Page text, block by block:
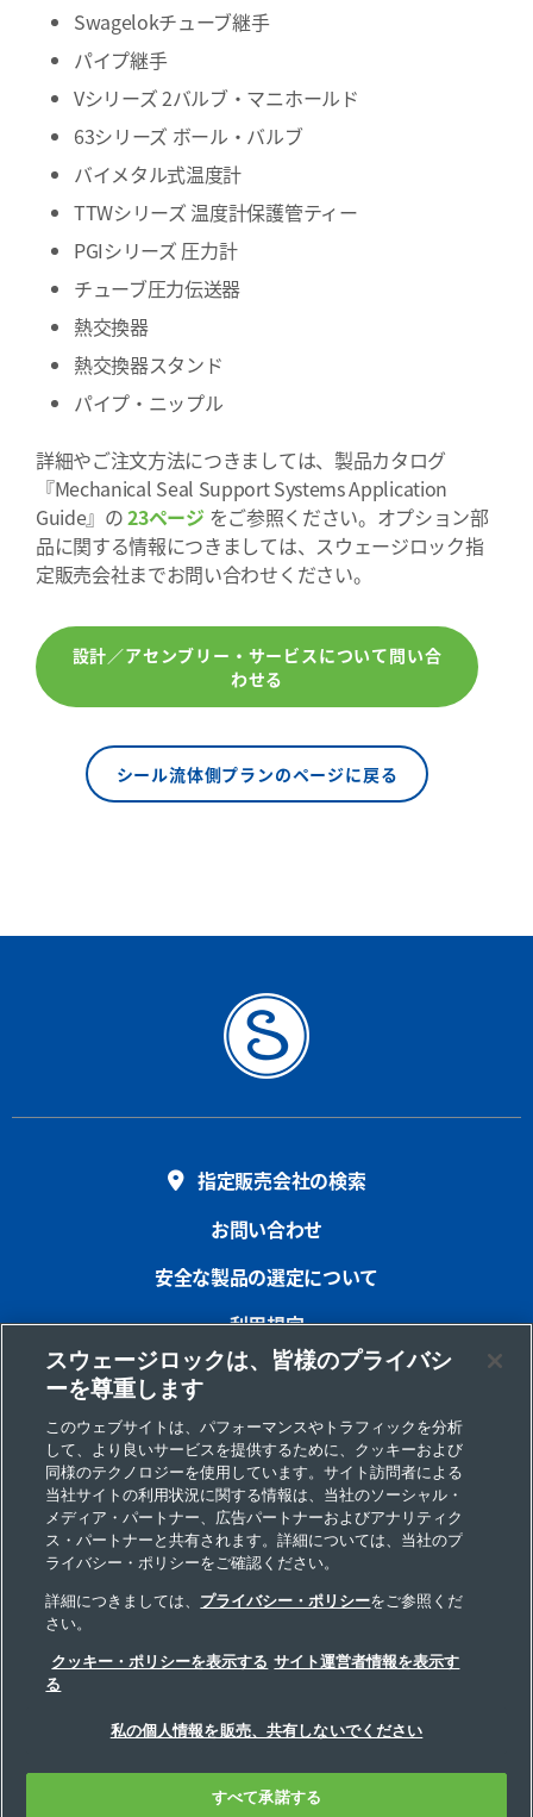
Swagelokチューブ継手
パイプ継手
Vシリーズ 2バルブ・マニホールド
63シリーズ ボール・バルブ
バイメタル式温度計
TTWシリーズ 温度計保護管ティー
PGIシリーズ 圧力計
チューブ圧力伝送器
熱交換器
熱交換器スタンド
パイプ・ニップル
詳細やご注文方法につきましては、製品カタログ
『Mechanical Seal Support Systems Application
Guide』の23ページをご参照ください。オプション部
品に関する情報につきましては、スウェージロック指
定販売会社までお問い合わせください。
設計／アセンブリー・サービスについて問い合
わせる
シール流体側プランのページに戻る
指定販売会社の検索
お問い合わせ
安全な製品の選定について
利用規定
プライバシー
インプリント
サイトマップ
Cookie 優先設定
個人情報の取り扱いについて
スウェージロックは、皆様のプライバシ
ーを尊重します
このウェブサイトは、パフォーマンスやトラフィックを分析
して、より良いサービスを提供するために、クッキーおよび
同様のテクノロジーを使用しています。サイト訪問者による
当社サイトの利用状況に関する情報は、当社のソーシャル・
メディア・パートナー、広告パートナーおよびアナリティク
ス・パートナーと共有されます。詳細については、当社のプ
ライバシー・ポリシーをご確認ください。
詳細につきましては、 プライバシー・ポリシーをご参照くだ
さい。
クッキー・ポリシーを表示する サイト運営者情報を表示す
る
私の個人情報を販売、共有しないでください
すべて承諾する